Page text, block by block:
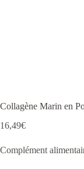
Collagène Marin en
16,49€
Complément